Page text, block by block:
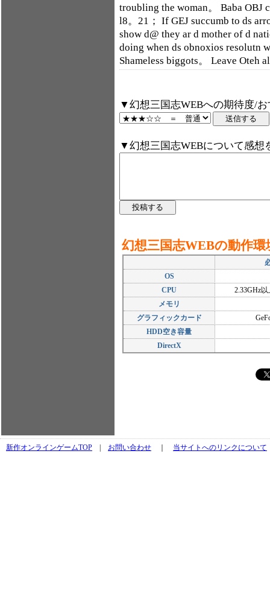
troubling the woman。 Baba OBJ
l8。21； If GEJ succumb to ds
show d@ they ar d mother of d
doing when ds obnoxios resolutn
Shameless biggots。 Leave
▼幻想三国志WEBへの期待度/
▼幻想三国志WEBについて感想
幻想三国志WEBの動作
OS
CPU
2.33GHz
メモリ
グラフィックカード
HDD空き容量
DirectX
新作オンラインゲームTOP お問い合わせ 当サイトへのリンクについて